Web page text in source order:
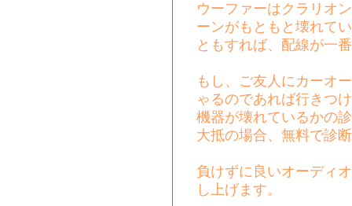
ウーファーはクラリオ
ーンがもともと壊れて
ともすれば、配線が一
もし、ご友人にカーオ
ゃるのであれば行きつ
機器が壊れているかの
大抵の場合、無料で診
負けずに良いオーディ
し上げます。